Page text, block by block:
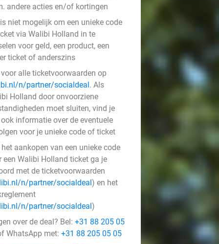
andere acties en/of kortingen
niet mogelijk om een unieke code
via Walibi Holland in te
voor geld, een product, een
ticket of anderszins
alle ticketvoorwaarden op
n/partner/socialdeal. Als
Holland door onvoorziene
moet sluiten, vind je
informatie over de eventuele
voor je unieke code of ticket
aankopen van een unieke code
een Walibi Holland ticket ga je
met de ticketvoorwaarden
n/partner/socialdeal) en het
n/partner/socialdeal)
over de deal? Bel: +31 88 205 05
WhatsApp met: +31 88 205 05 05